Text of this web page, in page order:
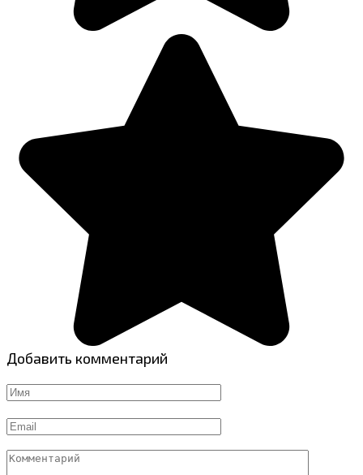
Добавить комментарий
Имя
Email
Комментарий